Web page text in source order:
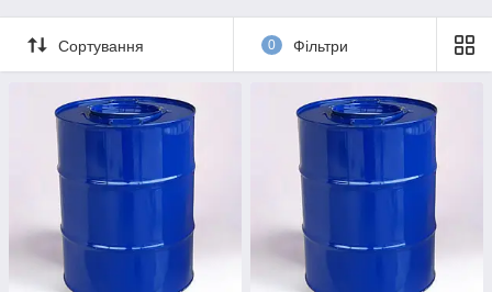
Сортування 0 Фільтри